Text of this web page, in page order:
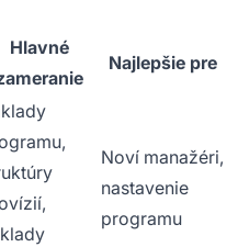
Hlavné
Najlepšie pre
Noví manažéri,
nastavenie
programu